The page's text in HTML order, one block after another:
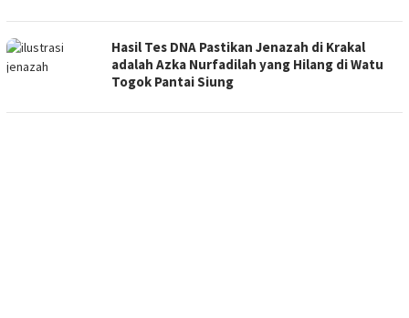
Hasil Tes DNA Pastikan Jenazah di Krakal
adalah Azka Nurfadilah yang Hilang di Watu
Togok Pantai Siung